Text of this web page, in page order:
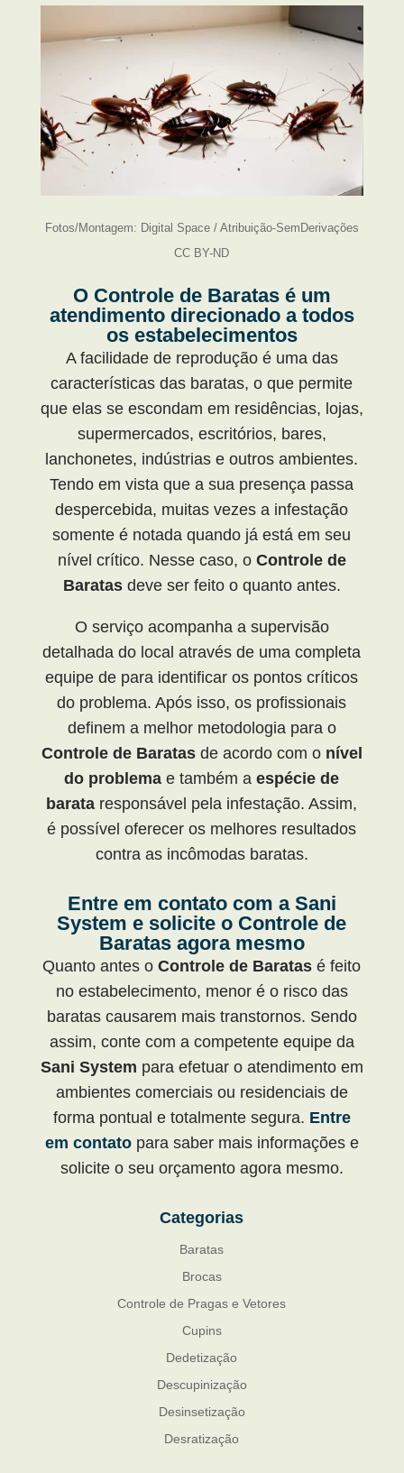
Fotos/Montagem: Digital Space / Atribuição-SemDerivações
CC BY-ND
O Controle de Baratas é um
atendimento direcionado a todos
os estabelecimentos
A facilidade de reprodução é uma das
características das baratas, o que permite
que elas se escondam em residências, lojas,
supermercados, escritórios, bares,
lanchonetes, indústrias e outros ambientes.
Tendo em vista que a sua presença passa
despercebida, muitas vezes a infestação
somente é notada quando já está em seu
nível crítico. Nesse caso, o Controle de
Baratasdeve ser feito o quanto antes.
O serviço acompanha a supervisão
detalhada do local através de uma completa
equipe de para identificar os pontos críticos
do problema. Após isso, os profissionais
definem a melhor metodologia para o
Controle de Baratasde acordo com o nível
do problema e também aespécie de
barata responsável pela infestação. Assim,
é possível oferecer os melhores resultados
contra as incômodas baratas.
Entre em contato com a Sani
System e solicite o Controle de
Baratas agora mesmo
Quanto antes oControle de Baratas é feito
no estabelecimento, menor é o risco das
baratas causarem mais transtornos. Sendo
assim, conte com a competente equipe da
Sani System para efetuar o atendimento em
ambientes comerciais ou residenciais de
forma pontual e totalmente segura. Entre
em contatopara saber mais informações e
solicite o seu orçamento agora mesmo.
Categorias
Baratas
Brocas
Controle de Pragas e Vetores
Cupins
Dedetização
Descupinização
Desinsetização
Desratização